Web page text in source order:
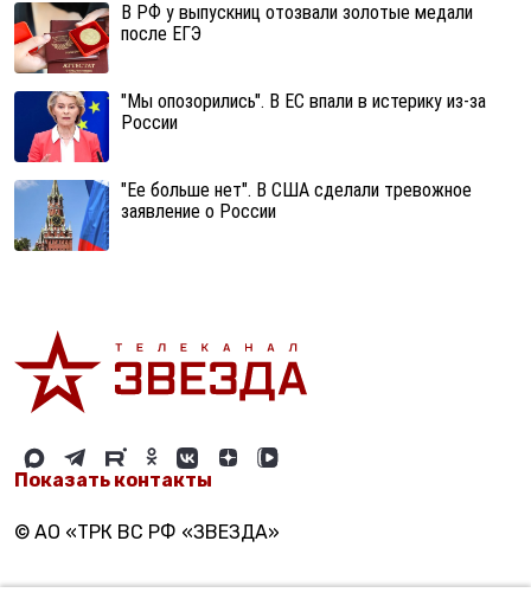
В РФ у выпускниц отозвали золотые медали
после ЕГЭ
"Мы опозорились". В ЕС впали в истерику из-за
России
"Ее больше нет". В США сделали тревожное
заявление о России
Показать контакты
© АО «ТРК ВС РФ «ЗВЕЗДА»